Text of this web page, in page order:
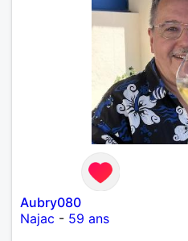
Aubry080
Najac - 59 ans